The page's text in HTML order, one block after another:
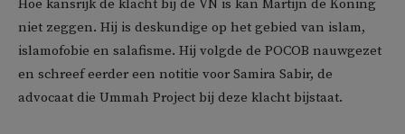
Hoe kansrijk de klacht bij de VN is kan Martijn de Koning
niet zeggen. Hij is deskundige op het gebied van islam,
islamofobie en salafisme. Hij volgde de POCOB nauwgezet
en schreef eerder een notitie voor Samira Sabir, de
advocaat die Ummah Project bij deze klacht bijstaat.